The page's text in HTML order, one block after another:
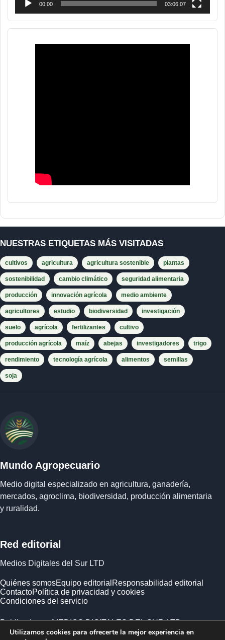
00:00 03:06:07
NUESTRAS ETIQUETAS MÁS VISITADAS
cultivos agricultura agricultura sostenible plantas
sostenibilidad cambio climático seguridad alimentaria
producción innovación agrícola medio ambiente
agricultores estudio biodiversidad investigación
suelo agrícola fertilizantes cultivo
producción agrícola maíz abejas investigadores trigo
rendimiento tecnología agrícola alimentos semillas
soja
Mundo Agropecuario
Medio digital especializado en agricultura, ganadería,
mercados, agroclima, biodiversidad, producción alimentaria
y ruralidad.
Red editorial
Medios Digitales del Sur LTD
Quiénes somosEquipo editorial Responsabilidad editorial
ContactoPolítica de privacidad y cookies
Condiciones del servicio
Publicado por MEDIOS DIGITALES DEL SUR LTD ·
Empresa registrada en Inglaterra y Gales.
Utilizamos cookies para ofrecerte la mejor experiencia en